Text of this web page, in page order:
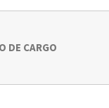
DE CARGO